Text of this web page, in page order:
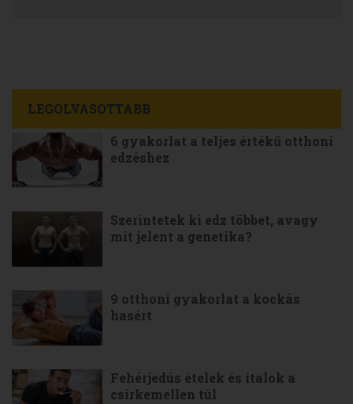
LEGOLVASOTTABB
6 gyakorlat a teljes értékű otthoni
edzéshez
Szerintetek ki edz többet, avagy
mit jelent a genetika?
9 otthoni gyakorlat a kockás
hasért
Fehérjedús ételek és italok a
csirkemellen túl